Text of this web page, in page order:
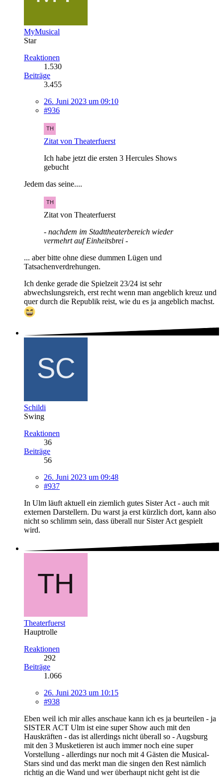
MyMusical
Star
Reaktionen
1.530
Beiträge
3.455
26. Juni 2023 um 09:10
#936
Zitat von Theaterfuerst
Ich habe jetzt die ersten 3 Hercules Shows
gebucht
Jedem das seine....
Zitat von Theaterfuerst
- nachdem im Stadttheaterbereich wieder
vermehrt auf Einheitsbrei -
... aber bitte ohne diese dummen Lügen und
Tatsachenverdrehungen.
Ich denke gerade die Spielzeit 23/24 ist sehr
abwechslungsreich, erst recht wenn man angeblich kreuz und
quer durch die Republik reist, wie du es ja angeblich machst.
Schildi
Swing
Reaktionen
36
Beiträge
56
26. Juni 2023 um 09:48
#937
In Ulm läuft aktuell ein ziemlich gutes Sister Act - auch mit
externen Darstellern. Du warst ja erst kürzlich dort, kann also
nicht so schlimm sein, dass überall nur Sister Act gespielt
wird.
Theaterfuerst
Hauptrolle
Reaktionen
292
Beiträge
1.066
26. Juni 2023 um 10:15
#938
Eben weil ich mir alles anschaue kann ich es ja beurteilen - ja
SISTER ACT Ulm ist eine super Show auch mit den
Hauskräften - das ist allerdings nicht überall so - Augsburg
mit den 3 Musketieren ist auch immer noch eine super
Vorstellung - allerdings nur noch mit 4 Gästen die Musical-
Stars sind und das merkt man die singen den Rest nämlich
richtig an die Wand und wer überhaupt nicht geht ist die